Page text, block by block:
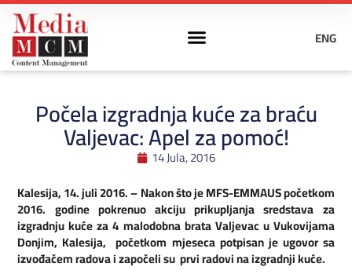
ENG
Počela izgradnja kuće za braću
Valjevac: Apel za pomoć!
14 Jula, 2016
Kalesija, 14. juli 2016. – Nakon što je MFS-EMMAUS početkom
2016. godine pokrenuo akciju prikupljanja sredstava za
izgradnju kuće za 4 malodobna brata Valjevac u Vukovijama
Donjim, Kalesija, početkom mjeseca potpisan je ugovor sa
izvođačem radova i započeli su prvi radovi na izgradnji kuće.